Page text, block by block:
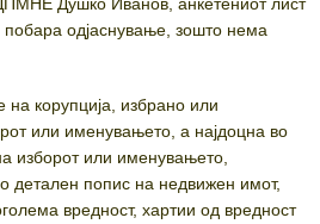
одјаснување, зошто нема
корупција, избрано или
или именувањето, а најдоцна во
изборот или именувањето,
детален попис на недвижен имот,
вредност, хартии од вредност